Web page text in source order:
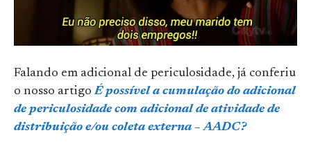
Falando em adicional de periculosidade, já conferiu
o nosso artigoÉ possível a cumulação do adicional
de periculosidade com adicional de atividade de
distribuição e/ou coleta externa – AADC?